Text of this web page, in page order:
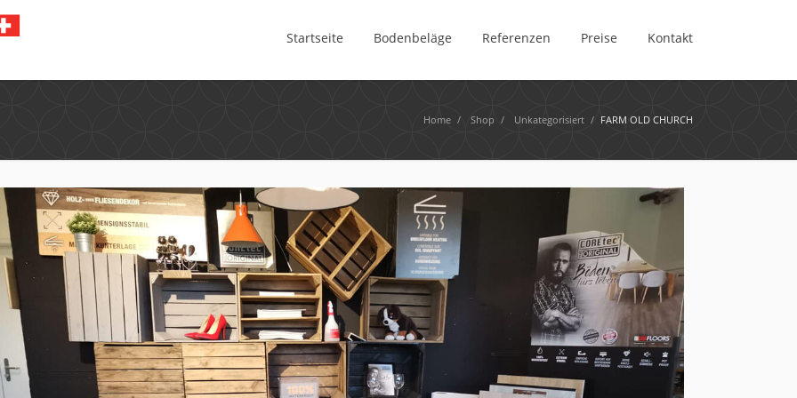
Startseite Bodenbeläge Referenzen Preise Kontakt
Home / Shop / Unkategorisiert / FARM OLD CHURCH